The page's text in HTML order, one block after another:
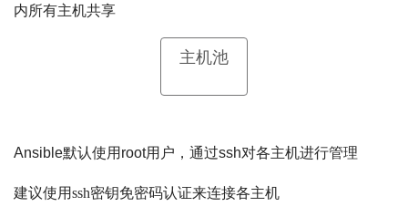
内所有主机共享
主机池
Ansible默认使用root用户，通过ssh对各主机进行管理
建议使用ssh密钥免密码认证来连接各主机